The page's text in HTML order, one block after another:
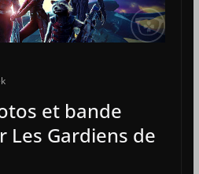
et bande
Les Gardiens de